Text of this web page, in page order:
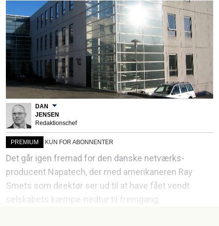
DAN
JENSEN
Redaktionschef
PREMIUM KUN FOR ABONNENTER
Det går igen fremad for den danske netværks-
producent Napatech, der med amerikaneren Ray
Smets som direktør ser ud til at have fået vendt
selskabets kæmpe-nedtur til fremgang.